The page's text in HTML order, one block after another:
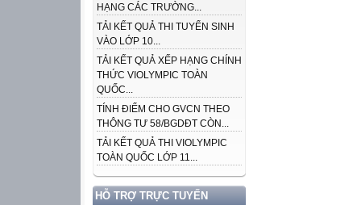
HẠNG CÁC TRƯỜNG...
TẢI KẾT QUẢ THI TUYỂN SINH
VÀO LỚP 10...
TẢI KẾT QUẢ XẾP HẠNG CHÍNH
THỨC VIOLYMPIC TOÀN
QUỐC...
TÍNH ĐIỂM CHO GVCN THEO
THÔNG TƯ 58/BGDĐT CÒN...
TẢI KẾT QUẢ THI VIOLYMPIC
TOÀN QUỐC LỚP 11...
HỖ TRỢ TRỰC TUYẾN